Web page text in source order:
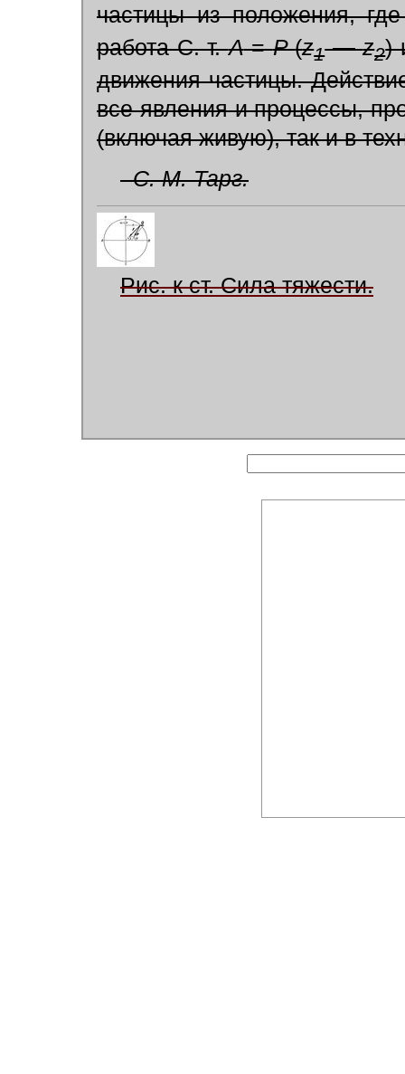
частицы из положения,
работа С. т.А=P(z1—z2)
движения частицы.
все явления и процессы,
(включая живую), так и в
С. М. Тарг.
Рис. к ст. Сила тяжести.